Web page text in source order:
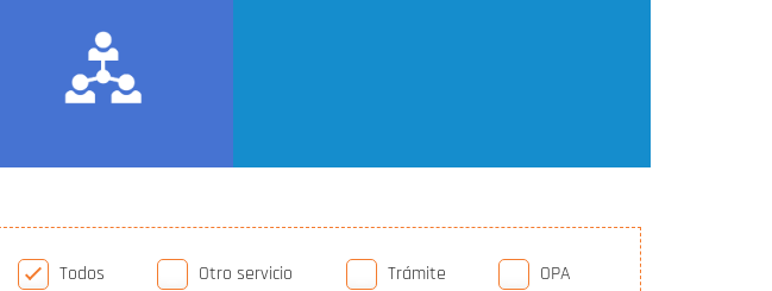
Todos Otro servicio Trámite OPA